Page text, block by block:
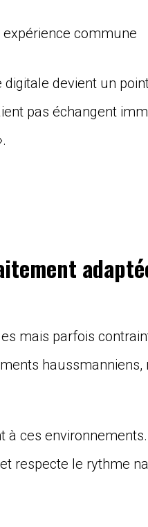
expérience commune
devient un
pas échangent
mais parfois
haussmanniens,
à ces
respecte le rythme